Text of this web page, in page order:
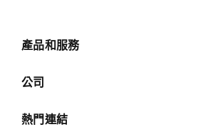
產品和服務
公司
熱門連結